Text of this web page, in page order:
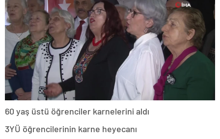
60 yaş üstü öğrenciler karnelerini aldı
3YÜ öğrencilerinin karne heyecanı